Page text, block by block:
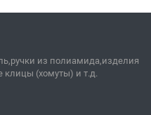
из полиамида,изделия
(хомуты) и т.д.